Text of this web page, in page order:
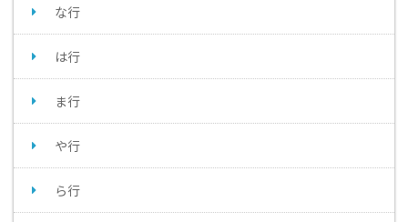
な行
は行
ま行
や行
ら行